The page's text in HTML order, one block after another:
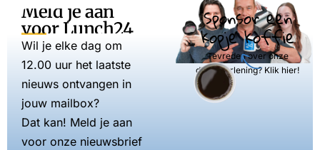
Meld je aan
voor Lunch24
Wil je elke dag om
12.00 uur het laatste
nieuws ontvangen in
jouw mailbox?
Dat kan! Meld je aan
voor onze nieuwsbrief
Sponsor een
kopje koffie
Tevreden over onze
dienstverlening? Klik hier!